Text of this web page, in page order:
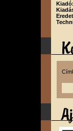
Kiadó: